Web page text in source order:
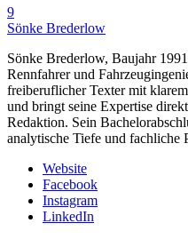
9
Sönke Brederlow
Sönke Brederlow, Baujahr
Rennfahrer und
freiberuflicher Texter mit
und bringt seine Expertise
Redaktion. Sein
analytische Tiefe und fachliche
Website
Facebook
Instagram
LinkedIn